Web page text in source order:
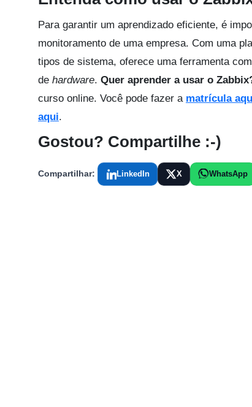
Para garantir um aprendizado eficiente, é
monitoramento de uma empresa. Com uma
tipos de sistema, oferece uma ferramenta
de hardware. Quer aprender a usar o
curso online. Você pode fazer a matrícula aqu
aqui.
Gostou? Compartilhe :-)
Compartilhar: LinkedIn X WhatsApp